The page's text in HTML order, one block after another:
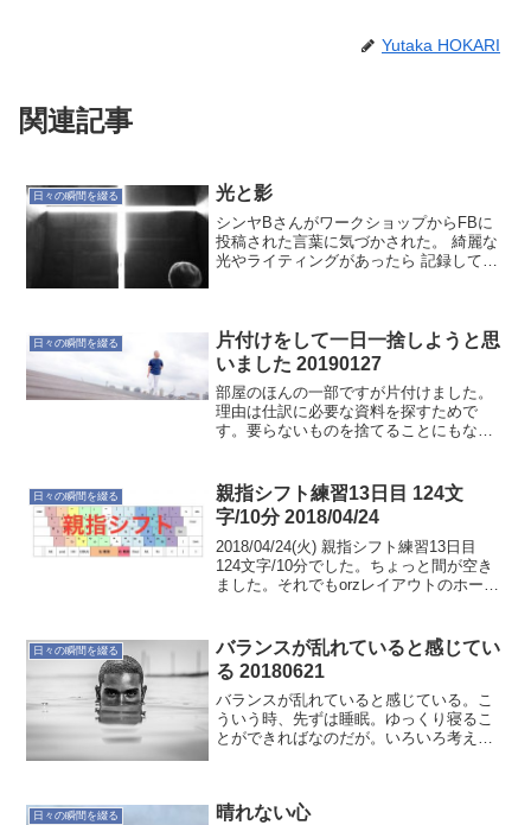
Yutaka HOKARI
関連記事
日々の瞬間を綴る 光と影
シンヤBさんがワークショップからFBに
投稿された言葉に気づかされた。 綺麗な
光やライティングがあったら 記録してお
めば良いのだけれど...
日々の瞬間を綴る
片付けをして一日一捨しようと思
いました 20190127
部屋のほんの一部ですが片付けました。
理由は仕訳に必要な資料を探すためで
す。要らないものを捨てることにもなっ
ンガでわかる 散らからない仕組み
posted with ama...
日々の瞬間を綴る
親指シフト練習13日目 124文
字/10分 2018/04/24
2018/04/24(火) 親指シフト練習13日目
124文字/10分でした。ちょっと間が空き
ました。それでもorzレイアウトのホーム
その気になればやることが楽しいです...
日々の瞬間を綴る
バランスが乱れていると感じてい
る 20180621
バランスが乱れていると感じている。こ
ういう時、先ずは睡眠。ゆっくり寝るこ
とができればなのだが。いろいろ考える
も乱れはしゅうせいされて...
日々の瞬間を綴る 晴れない心